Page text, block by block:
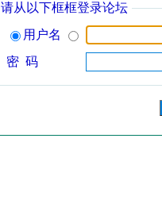
请从以下框框登录论坛
用户名
密 码